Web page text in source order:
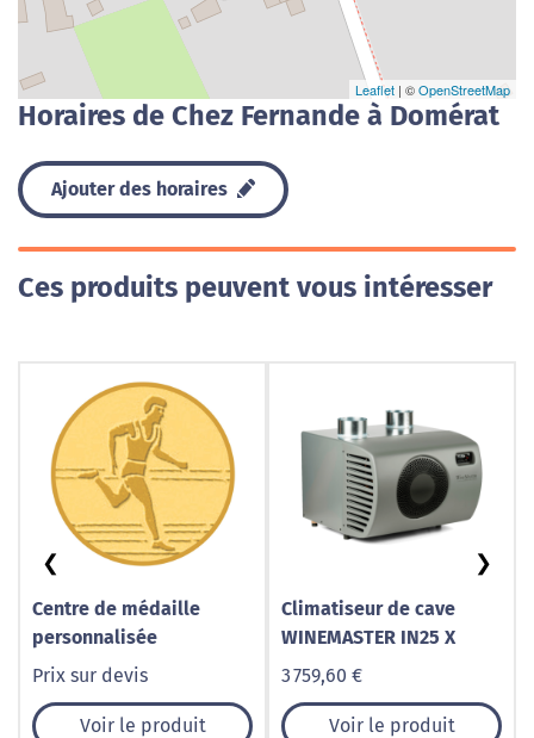
Leaflet | ©OpenStreetMap
Horaires de Chez Fernande à Domérat
Ajouter des horaires
Ces produits peuvent vous intéresser
Centre de médaille
personnalisée
Prix sur devis
Voir le produit
Climatiseur de cave
WINEMASTER IN25 X
3 759,60 €
Voir le produit
❮ ❯